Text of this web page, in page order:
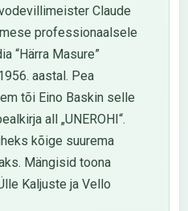
Claude
professionaalsele
“Härra Masure”
aastal. Pea
tõi Eino Baskin selle
all „UNEROHI“.
kõige suurema
Mängisid toona
Kaljuste ja Vello